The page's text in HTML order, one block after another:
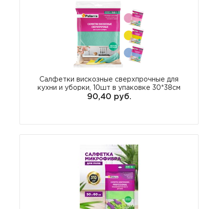
Салфетки вискозные сверхпрочные для
кухни и уборки, 10шт в упаковке 30*38см
90,40 руб.